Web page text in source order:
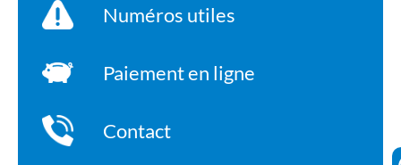
Numéros utiles
Paiement en ligne
Contact